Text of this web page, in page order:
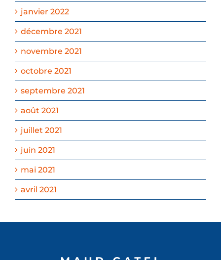
janvier 2022
décembre 2021
novembre 2021
octobre 2021
septembre 2021
août 2021
juillet 2021
juin 2021
mai 2021
avril 2021